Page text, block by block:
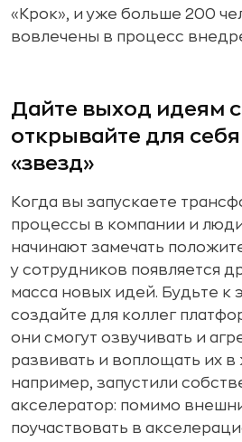
«Крок», и уже больше 200
вовлечены в процесс
Дайте выход идеям
открывайте для
«звезд»
Когда вы запускаете
процессы в компании и
начинают замечать
у сотрудников появляется
масса новых идей. Будьте к
создайте для коллег
они смогут озвучивать и
развивать и воплощать их
например, запустили
акселератор: помимо
поучаствовать в